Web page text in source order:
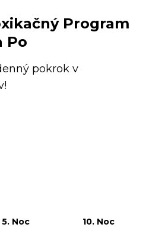
Program
Po
pokrok v
5. Noc 10. Noc